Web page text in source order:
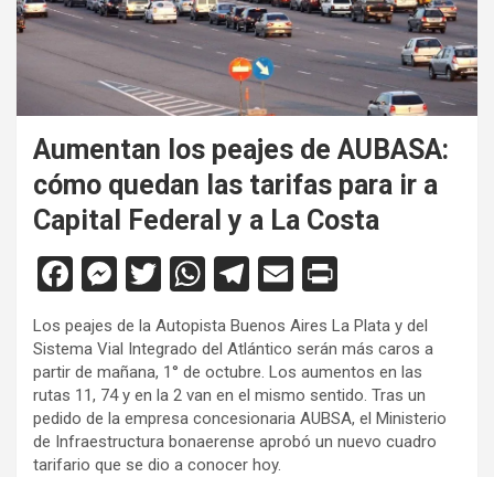
Aumentan los peajes de AUBASA:
cómo quedan las tarifas para ir a
Capital Federal y a La Costa
F
ce
b
o
o
M
es
se
n
g
er
T
wi
tt
er
W
h
at
s
A
p
T
e
gr
a
m
E
m
ail
in
tF
ri
e
n
Los peajes de la Autopista Buenos Aires La Plata y del
Sistema Vial Integrado del Atlántico serán más caros a
partir de mañana, 1° de octubre. Los aumentos en las
rutas 11, 74 y en la 2 van en el mismo sentido. Tras un
pedido de la empresa concesionaria AUBSA, el Ministerio
de Infraestructura bonaerense aprobó un nuevo cuadro
tarifario que se dio a conocer hoy.